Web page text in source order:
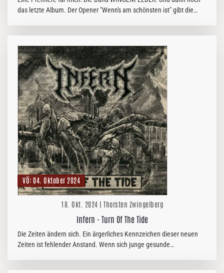
das letzte Album. Der Opener "Wenn's am schönsten ist" gibt die
VÖ: 04. Oktober 2024
18. Okt. 2024 | Thorsten Zwingelberg
Infern - Turn Of The Tide
Die Zeiten ändern sich. Ein ärgerliches Kennzeichen dieser neuen
Zeiten ist fehlender Anstand. Wenn sich junge gesunde